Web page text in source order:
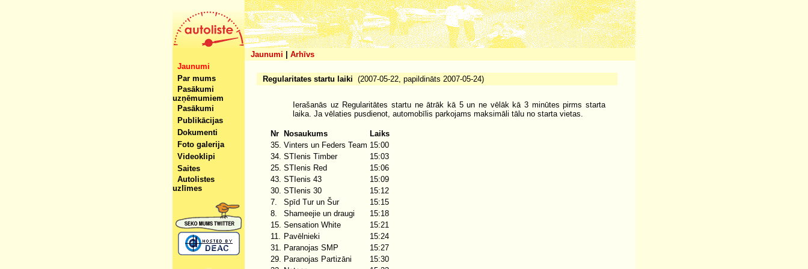
Jaunumi
Arhīvs
Jaunumi
Par mums
Pasākumi
uzņēmumiem
Pasākumi
Publikācijas
Dokumenti
Foto galerija
Videoklipi
Saites
Autolistes
uzlīmes
Regularitates startu laiki (2007-05-22, papildināts 2007-05-24)
Ierašanās uz Regularitātes startu ne ātrāk kā 5 un ne vēlāk kā 3 minūtes pirms starta
laika. Ja vēlaties pusdienot, automobīlis parkojams maksimāli tālu no starta vietas.
Nr Nosaukums
Laiks
35. Vinters un Feders Team 15:00
34. STIenis Timber
15:03
25. STIenis Red
15:06
43. STIenis 43
15:09
30. STIenis 30
15:12
7.
Spīd Tur un Šur
15:15
8.
Shameejie un draugi
15:18
15. Sensation White
15:21
11. Pavēlnieki
15:24
31. Paranojas SMP
15:27
29. Paranojas Partizāni
15:30